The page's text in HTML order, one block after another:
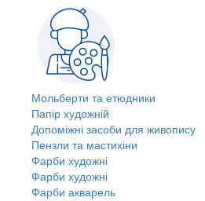
Мольберти та етюдники
Папір художній
Допоміжні засоби для живопису
Пензли та мастихіни
Фарби художні
Фарби художні
Фарби акварель